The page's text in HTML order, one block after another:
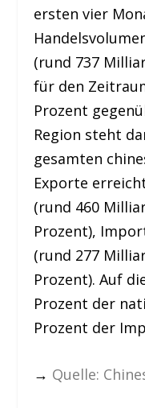
ersten vier
(rund 737
für den
Prozent
Region steht
gesamten
Exporte
(rund 460
Prozent),
(rund 277
Prozent). Auf
Prozent der
Prozent der
→ Quelle: